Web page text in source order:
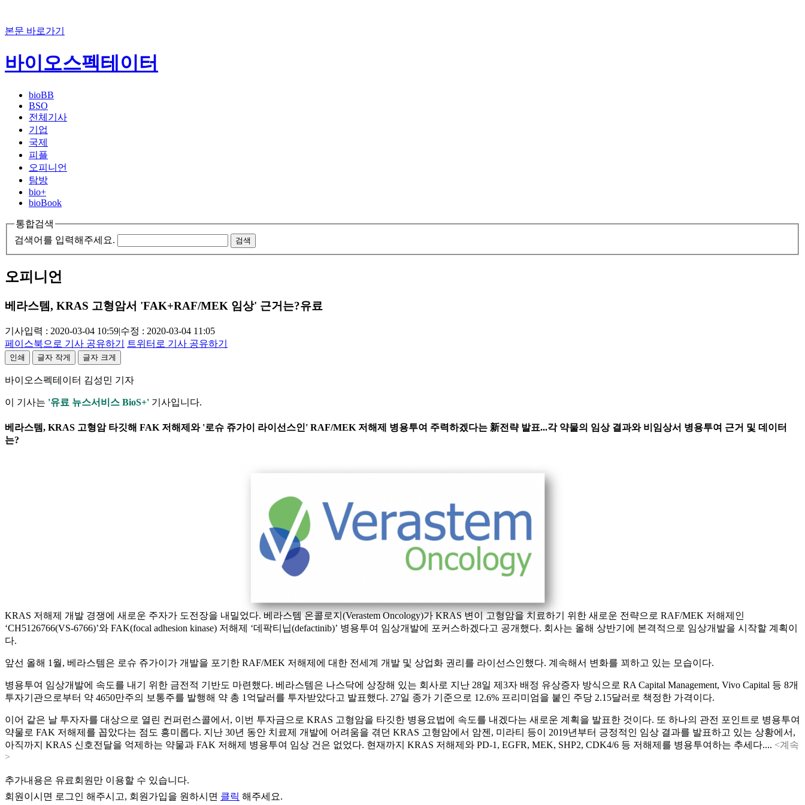
본문 바로가기
바이오스펙테이터
bioBB
BSO
전체기사
기업
국제
피플
오피니언
탐방
bio+
bioBook
통합검색
검색어를 입력해주세요.
검색
오피니언
베라스템, KRAS 고형암서 'FAK+RAF/MEK 임상' 근거는?유료
기사입력 : 2020-03-04 10:59|수정 : 2020-03-04 11:05
페이스북으로 기사 공유하기
트위터로 기사 공유하기
인쇄 글자 작게 글자 크게
바이오스펙테이터 김성민 기자
이 기사는 '유료 뉴스서비스 BioS+' 기사입니다.
베라스템, KRAS 고형암 타깃해 FAK 저해제와 '로슈 쥬가이 라이선스인' RAF/MEK 저해제 병용투여 주력하겠다는 新전략 발표...각 약물의 임상 결과와 비임상서 병용투여 근거 및 데이터
는?
KRAS 저해제 개발 경쟁에 새로운 주자가 도전장을 내밀었다. 베라스템 온콜로지(Verastem Oncology)가 KRAS 변이 고형암을 치료하기 위한 새로운 전략으로 RAF/MEK 저해제인
‘CH5126766(VS-6766)’와 FAK(focal adhesion kinase) 저해제 ‘데팍티닙(defactinib)’ 병용투여 임상개발에 포커스하겠다고 공개했다. 회사는 올해 상반기에 본격적으로 임상개발을 시작할 계획이
다.
앞선 올해 1월, 베라스템은 로슈 쥬가이가 개발을 포기한 RAF/MEK 저해제에 대한 전세계 개발 및 상업화 권리를 라이선스인했다. 계속해서 변화를 꾀하고 있는 모습이다.
병용투여 임상개발에 속도를 내기 위한 금전적 기반도 마련했다. 베라스템은 나스닥에 상장해 있는 회사로 지난 28일 제3자 배정 유상증자 방식으로 RA Capital Management, Vivo Capital 등 8개
투자기관으로부터 약 4650만주의 보통주를 발행해 약 총 1억달러를 투자받았다고 발표했다. 27일 종가 기준으로 12.6% 프리미엄을 붙인 주당 2.15달러로 책정한 가격이다.
이어 같은 날 투자자를 대상으로 열린 컨퍼런스콜에서, 이번 투자금으로 KRAS 고형암을 타깃한 병용요법에 속도를 내겠다는 새로운 계획을 발표한 것이다. 또 하나의 관전 포인트로 병용투여
약물로 FAK 저해제를 꼽았다는 점도 흥미롭다. 지난 30년 동안 치료제 개발에 어려움을 겪던 KRAS 고형암에서 암젠, 미라티 등이 2019년부터 긍정적인 임상 결과를 발표하고 있는 상황에서,
아직까지 KRAS 신호전달을 억제하는 약물과 FAK 저해제 병용투여 임상 건은 없었다. 현재까지 KRAS 저해제와 PD-1, EGFR, MEK, SHP2, CDK4/6 등 저해제를 병용투여하는 추세다.... <계속
>
추가내용은 유료회원만 이용할 수 있습니다.
회원이시면 로그인 해주시고, 회원가입을 원하시면 클릭 해주세요.